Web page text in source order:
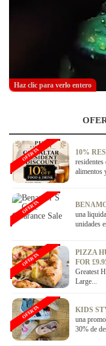
Haz clic para verlo entero
10%
alimentos
OFERTA
una
unidades
OFERTA
PIZZA
FOR
Greatest
Large...
OFERTA
KIDS
una
30% de
OFERTA